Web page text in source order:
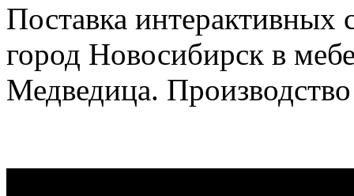
Поставка интерактивных
город Новосибирск в
Медведица.